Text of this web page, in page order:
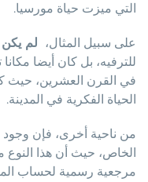
التي ميزت حياة مورسيا.
على سبيل المثال، لم يكن
للترفيه، بل كان أيضا
في القرن العشرين، حيث
الحياة الفكرية في المدينة.
الخاص، حيث أن هذا النوع
مرجعية رسمية لحساب